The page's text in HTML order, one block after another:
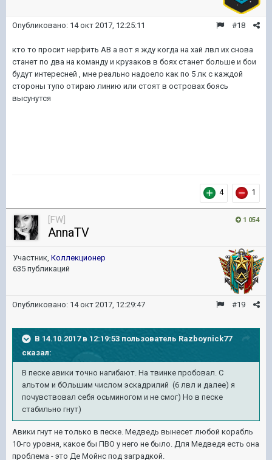
#18
Опубликовано: 14 окт 2017, 12:25:11
кто то просит нерфить АВ а вот я жду когда на хай лвл их снова
станет по два на команду и крузаков в боях станет больше и бои
будут интересней , мне реально надоело как по 5 лк с каждой
стороны тупо отираю линию или стоят в островах боясь
высунутся
4 1
1 054
[FW]
AnnaTV
Участник, Коллекционер
635 публикаций
#19
Опубликовано: 14 окт 2017, 12:29:47
В 14.10.2017 в 12:19:53 пользователь Razboynick77
сказал:
В песке авики точно нагибают. На твинке пробовал. С
альтом и бОльшим числом эскадрилий (6 лвл и далее) я
почувствовал себя осьминогом и не смог) Но в песке
стабильно гнут)
Авики гнут не только в песке. Медведь вынесет любой корабль
10-го уровня, какое бы ПВО у него не было. Для Медведя есть она
проблема - это Де Мойнс под заградкой.